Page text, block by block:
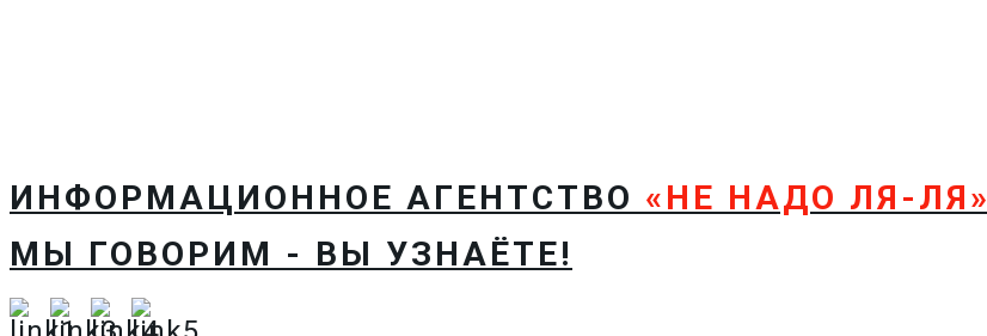
ИНФОРМАЦИОННОЕ АГЕНТСТВО «НЕ НАДО ЛЯ-ЛЯ»
МЫ ГОВОРИМ - ВЫ УЗНАЁТЕ!